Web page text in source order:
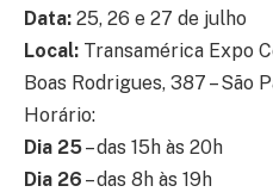
Data: 25, 26 e 27 de julho
Local: Transamérica Expo
Boas Rodrigues, 387 – São
Horário:
Dia 25– das 15h às 20h
Dia 26 – das 8h às 19h